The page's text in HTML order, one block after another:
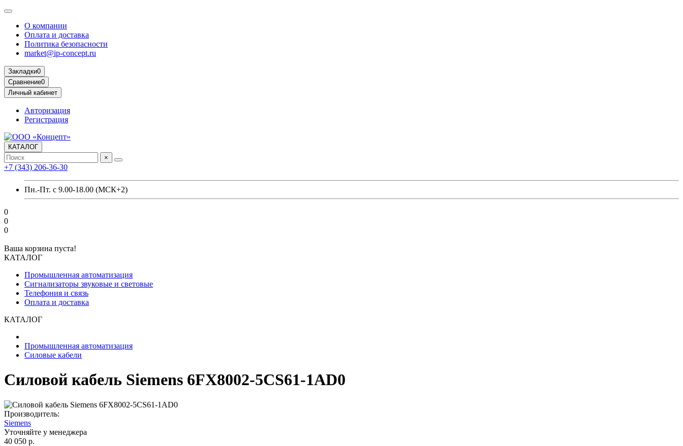
О компании
Оплата и доставка
Политика безопасности
market@ip-concept.ru
Закладки0
Сравнение0
Личный кабинет
Авторизация
Регистрация
КАТАЛОГ
×
+7 (343) 206-36-30
Пн.-Пт. с 9.00-18.00 (МСК+2)
0
0
0
Ваша корзина пуста!
КАТАЛОГ
Промышленная автоматизация
Сигнализаторы звуковые и световые
Телефония и связь
Оплата и доставка
КАТАЛОГ
Промышленная автоматизация
Силовые кабели
Силовой кабель Siemens 6FX8002-5CS61-1AD0
Производитель:
Siemens
Уточняйте у менеджера
40 050 р.